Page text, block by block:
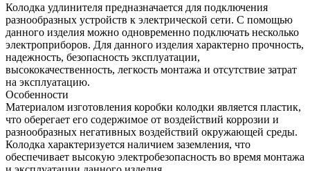
Колодка удлинителя предназначается для подключения
разнообразных устройств к электрической сети. С помощью
данного изделия можно одновременно подключать несколько
электроприборов. Для данного изделия характерно прочность,
надежность, безопасность эксплуатации,
высококачественность, легкость монтажа и отсутствие затрат
на эксплуатацию.
Особенности
Материалом изготовления коробки колодки является пластик,
что оберегает его содержимое от воздействий коррозии и
разнообразных негативных воздействий окружающей среды.
Колодка характеризуется наличием заземления, что
обеспечивает высокую электробезопасность во время монтажа